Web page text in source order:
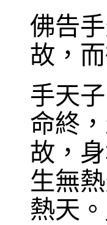
佛告
故，
手天
命終
故，
生無
熱天